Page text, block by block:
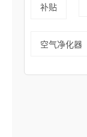
补贴
空气净化器